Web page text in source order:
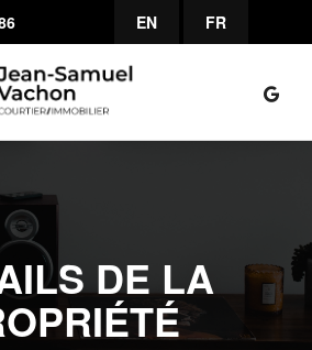
EN FR
DE LA